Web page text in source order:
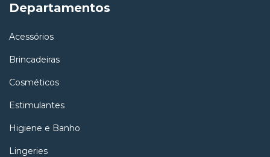
Departamentos
Acessórios
Brincadeiras
Cosméticos
Estimulantes
Higiene e Banho
Lingeries